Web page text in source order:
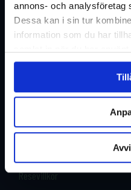
annons- och analysföretag
Dessa kan i sin tur
information som du har
Restyper
Om oss
Resevillkor